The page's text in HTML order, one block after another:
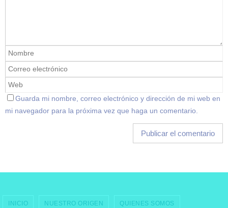
Guarda mi nombre, correo electrónico y dirección de mi web en
mi navegador para la próxima vez que haga un comentario.
INICIO NUESTRO ORIGEN QUIENES SOMOS